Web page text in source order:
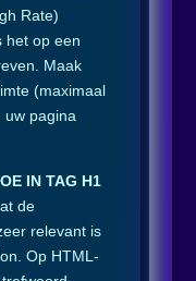
Rate)
het op een
Maak
(maximaal
uw pagina
IN TAG H1
de
relevant is
Op HTML-